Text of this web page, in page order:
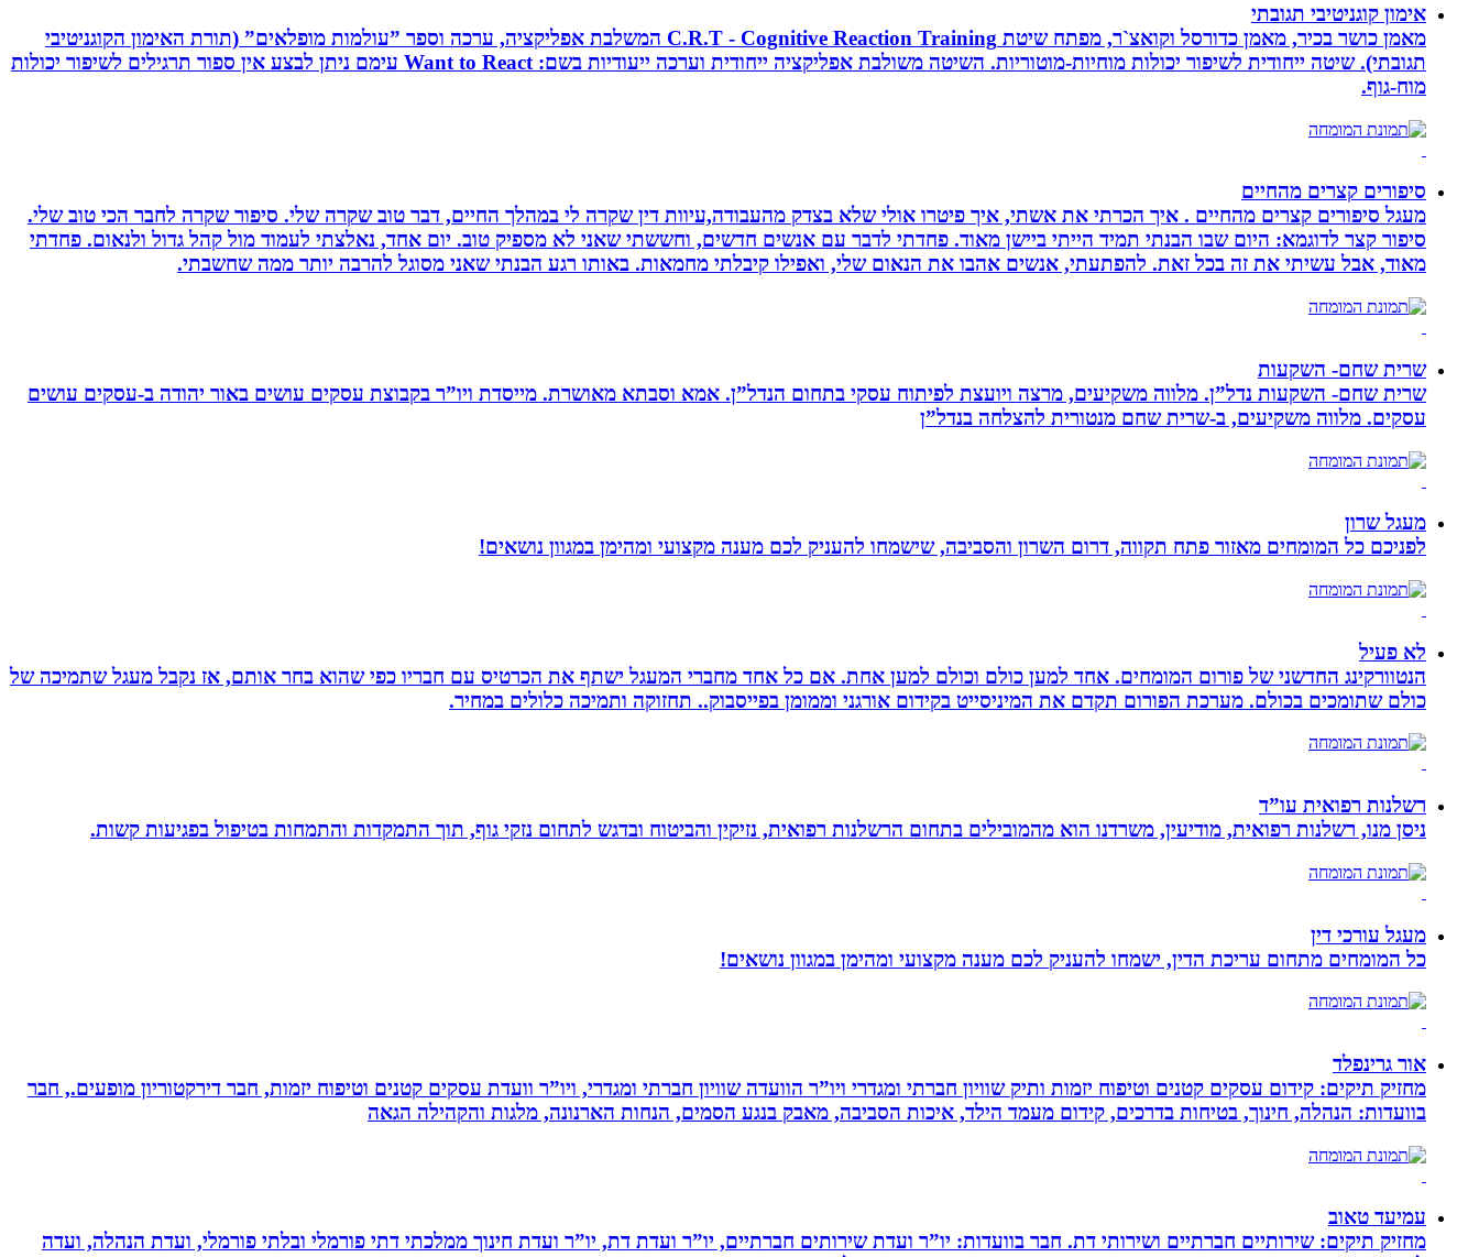
אימון קוגניטיבי תגובתי
מאמן כושר בכיר, מאמן כדורסל וקואצ`ר, מפתח שיטת C.R.T - Cognitive Reaction Training המשלבת אפליקציה, ערכה וספר ”עולמות מופלאים” (תורת האימון הקוגניטיבי
תגובתי). שיטה ייחודית לשיפור יכולות מוחיות-מוטוריות. השיטה משולבת אפליקציה ייחודית וערכה ייעודיות בשם: Want to React עימם ניתן לבצע אין ספור תרגילים לשיפור יכולות
מוח-גוף.
סיפורים קצרים מהחיים
מעגל סיפורים קצרים מהחיים . איך הכרתי את אשתי, איך פיטרו אולי שלא בצדק מהעבודה,עיוות דין שקרה לי במהלך החיים, דבר טוב שקרה שלי. סיפור שקרה לחבר הכי טוב שלי.
סיפור קצר לדוגמא: היום שבו הבנתי תמיד הייתי ביישן מאוד. פחדתי לדבר עם אנשים חדשים, וחששתי שאני לא מספיק טוב. יום אחד, נאלצתי לעמוד מול קהל גדול ולנאום. פחדתי
מאוד, אבל עשיתי את זה בכל זאת. להפתעתי, אנשים אהבו את הנאום שלי, ואפילו קיבלתי מחמאות. באותו רגע הבנתי שאני מסוגל להרבה יותר ממה שחשבתי.
שרית שחם- השקעות
שרית שחם- השקעות נדל”ן. מלווה משקיעים, מרצה ויועצת לפיתוח עסקי בתחום הנדל”ן. אמא וסבתא מאושרת. ‏מייסדת ויו”ר בקבוצת עסקים עושים באור יהודה‏ ב-‏עסקים עושים
עסקים‏. ‏מלווה משקיעים, ב-‏שרית שחם מנטורית להצלחה בנדל”ן‏
מעגל שרון
לפניכם כל המומחים מאזור פתח תקווה, דרום השרון והסביבה, שישמחו להעניק לכם מענה מקצועי ומהימן במגוון נושאים!
לא פעיל
הנטוורקינג החדשני של פורום המומחים. אחד למען כולם וכולם למען אחת. אם כל אחד מחברי המעגל ישתף את הכרטיס עם חבריו כפי שהוא בחר אותם, אז נקבל מעגל שתמיכה של
כולם שתומכים בכולם. מערכת הפורום תקדם את המיניסייט בקידום אורגני וממומן בפייסבוק.. תחזוקה ותמיכה כלולים במחיר.
רשלנות רפואית עו”ד
ניסן מנו, רשלנות רפואית, מודיעין, משרדנו הוא מהמובילים בתחום הרשלנות רפואית, נזיקין והביטוח ובדגש לתחום נזקי גוף, תוך התמקדות והתמחות בטיפול בפגיעות קשות.
מעגל עורכי דין
כל המומחים מתחום עריכת הדין, ישמחו להעניק לכם מענה מקצועי ומהימן במגוון נושאים!
אור גרינפלד
מחזיק תיקים: קידום עסקים קטנים וטיפוח יזמות ותיק שוויון חברתי ומגדרי ויו”ר הוועדה שוויון חברתי ומגדרי, ויו”ר וועדת עסקים קטנים וטיפוח יזמות, חבר דירקטוריון מופעים., חבר
בוועדות: הנהלה, חינוך, בטיחות בדרכים, קידום מעמד הילד, איכות הסביבה, מאבק בנגע הסמים, הנחות הארנונה, מלגות והקהילה הגאה
עמיעד טאוב
מחזיק תיקים: שירותיים חברתיים ושירותי דת. חבר בוועדות: יו”ר ועדת שירותים חברתיים, יו”ר ועדת דת, יו”ר ועדת חינוך ממלכתי דתי פורמלי ובלתי פורמלי, ועדת הנהלה, ועדה